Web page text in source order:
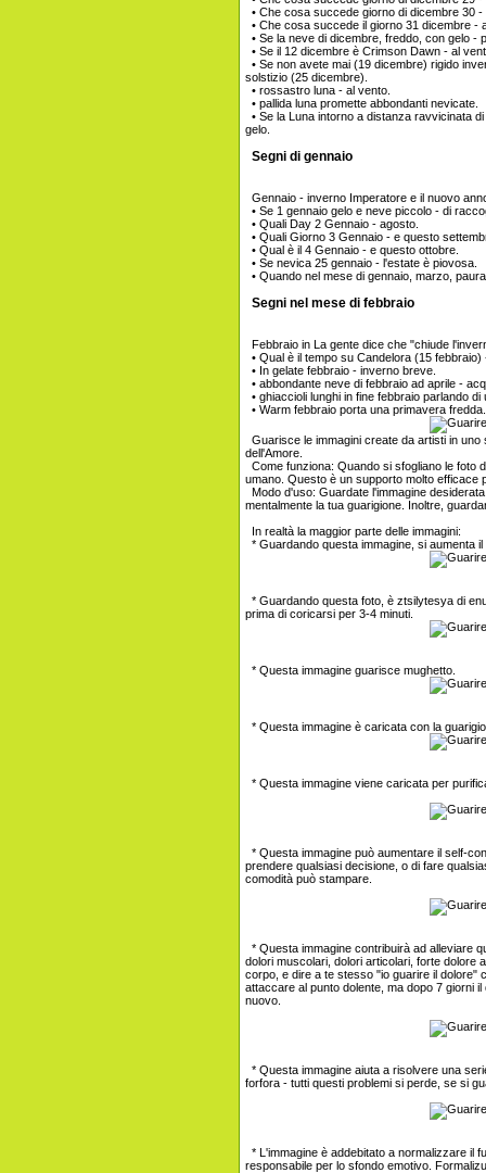
• Che cosa succede giorno di dicembre 30
• Che cosa succede il giorno 31 dicembre -
• Se la neve di dicembre, freddo, con gelo -
• Se il 12 dicembre è Crimson Dawn - al
• Se non avete mai (19 dicembre) rigido
solstizio (25 dicembre).
• rossastro luna - al vento.
• pallida luna promette abbondanti nevicate.
• Se la Luna intorno a distanza ravvicinata
gelo.
Segni di gennaio
Gennaio - inverno Imperatore e il nuovo
• Se 1 gennaio gelo e neve piccolo - di
• Quali Day 2 Gennaio - agosto.
• Quali Giorno 3 Gennaio - e questo
• Qual è il 4 Gennaio - e questo ottobre.
• Se nevica 25 gennaio - l'estate è piovosa.
• Quando nel mese di gennaio, marzo,
Segni nel mese di febbraio
Febbraio in La gente dice che "chiude
• Qual è il tempo su Candelora (15
• In gelate febbraio - inverno breve.
• abbondante neve di febbraio ad aprile -
• ghiaccioli lunghi in fine febbraio parlando
• Warm febbraio porta una primavera
Guarisce le immagini create da artisti in
dell'Amore.
Come funziona: Quando si sfogliano le foto
umano. Questo è un supporto molto efficace
Modo d'uso: Guardate l'immagine
mentalmente la tua guarigione. Inoltre,
In realtà la maggior parte delle immagini:
* Guardando questa immagine, si aumenta
* Guardando questa foto, è ztsilytesya di
prima di coricarsi per 3-4 minuti.
* Questa immagine guarisce mughetto.
* Questa immagine è caricata con la
* Questa immagine viene caricata per
* Questa immagine può aumentare il self-
prendere qualsiasi decisione, o di fare
comodità può stampare.
* Questa immagine contribuirà ad alleviare
dolori muscolari, dolori articolari, forte dolore
corpo, e dire a te stesso "io guarire il dolore"
attaccare al punto dolente, ma dopo 7 giorni
nuovo.
* Questa immagine aiuta a risolvere una
forfora - tutti questi problemi si perde, se si
* L'immagine è addebitato a normalizzare il
responsabile per lo sfondo emotivo.